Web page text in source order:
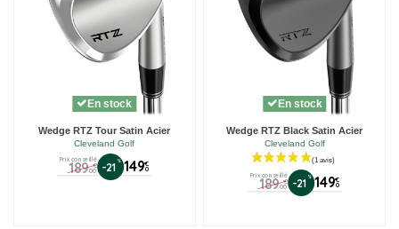
En stock
Wedge RTZ Tour Satin Acier
Cleveland Golf
Prix conseillé
189 €
00 -21 % 149€
0
En stock
Wedge RTZ Black Satin Acier
Cleveland Golf
Prix conseillé
189 €
00 -21 % 149€
0